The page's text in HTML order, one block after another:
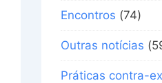
Encontros (74)
Outras notícias
Práticas contra-